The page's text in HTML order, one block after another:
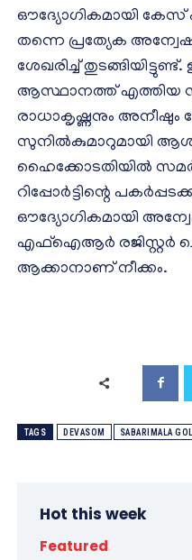
ഔദ്യോഗികമായി കേസ്
തന്നെ പ്രത്യേക
ശേഖരിച്ച്
ആസ്ഥാനത്ത് എത്തിയ
രാധാകൃഷ്ണനും അനീഷും
സുനില്‍കുമാറുമായി
ഹൈക്കോടതിയില്‍
റിപ്പോര്‍ട്ടിന്റെ
ഔദ്യോഗികമായി
എഫ്‌ഐആര്‍ രജിസ്റ്റര്‍
ആക്കാനാണ് നീക്കം.
TAGS DEVASOM SABARIMALA
Hot this week
Featured